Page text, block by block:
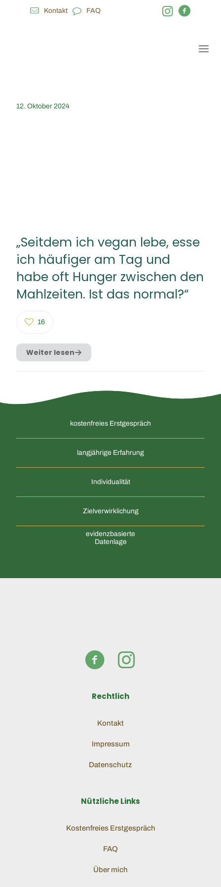
Kontakt FAQ
12. Oktober 2024
„Seitdem ich vegan lebe, esse
ich häufiger am Tag und
habe oft Hunger zwischen den
Mahlzeiten. Ist das normal?“
16
Weiter lesen
kostenfreies Erstgespräch
langjährige Erfahrung
Individualität
Zielverwirklichung
evidenzbasierte
Datenlage
Rechtlich
Kontakt
Impressum
Datenschutz
Nützliche Links
Kostenfreies Erstgespräch
FAQ
Über mich